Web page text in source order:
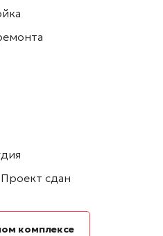
Проект сдан
комплексе